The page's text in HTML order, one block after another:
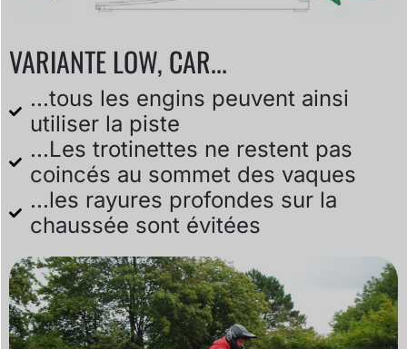
VARIANTE LOW, CAR...
...tous les engins peuvent ainsi
utiliser la piste
...Les trotinettes ne restent pas
coincés au sommet des vaques
...les rayures profondes sur la
chaussée sont évitées